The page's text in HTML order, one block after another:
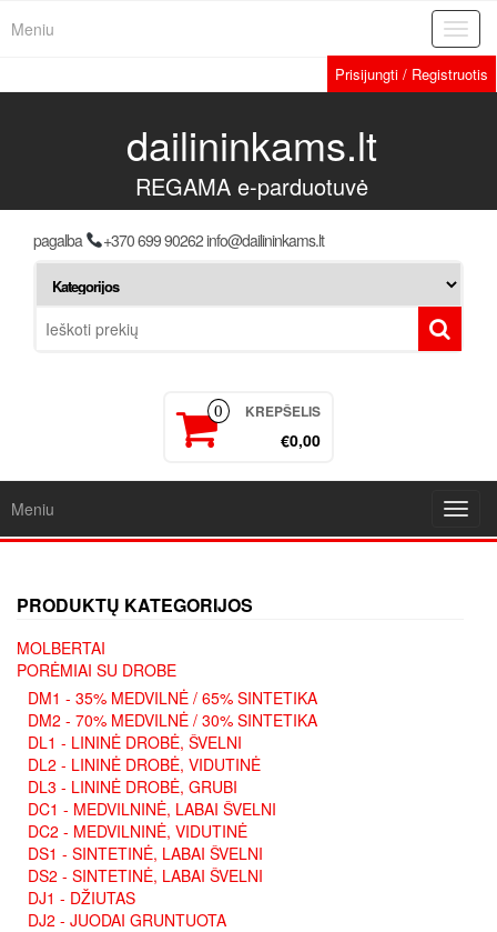
Meniu
Prisijungti / Registruotis
dailininkams.lt
REGAMA e-parduotuvė
pagalba +370 699 90262 info@dailininkams.lt
0 KREPŠELIS
€0,00
Meniu
PRODUKTŲ KATEGORIJOS
MOLBERTAI
PORĖMIAI SU DROBE
DM1 - 35% MEDVILNĖ / 65% SINTETIKA
DM2 - 70% MEDVILNĖ / 30% SINTETIKA
DL1 - LININĖ DROBĖ, ŠVELNI
DL2 - LININĖ DROBĖ, VIDUTINĖ
DL3 - LININĖ DROBĖ, GRUBI
DC1 - MEDVILNINĖ, LABAI ŠVELNI
DC2 - MEDVILNINĖ, VIDUTINĖ
DS1 - SINTETINĖ, LABAI ŠVELNI
DS2 - SINTETINĖ, LABAI ŠVELNI
DJ1 - DŽIUTAS
DJ2 - JUODAI GRUNTUOTA